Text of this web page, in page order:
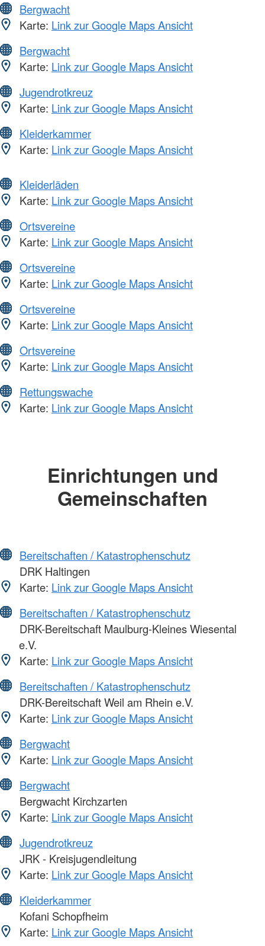
Bergwacht
Karte: Link zur Google Maps Ansicht
Bergwacht
Karte: Link zur Google Maps Ansicht
Jugendrotkreuz
Karte: Link zur Google Maps Ansicht
Kleiderkammer
Karte: Link zur Google Maps Ansicht
Kleiderläden
Karte: Link zur Google Maps Ansicht
Ortsvereine
Karte: Link zur Google Maps Ansicht
Ortsvereine
Karte: Link zur Google Maps Ansicht
Ortsvereine
Karte: Link zur Google Maps Ansicht
Ortsvereine
Karte: Link zur Google Maps Ansicht
Rettungswache
Karte: Link zur Google Maps Ansicht
Einrichtungen und
Gemeinschaften
Bereitschaften / Katastrophenschutz
DRK Haltingen
Karte: Link zur Google Maps Ansicht
Bereitschaften / Katastrophenschutz
DRK-Bereitschaft Maulburg-Kleines Wiesental
e.V.
Karte: Link zur Google Maps Ansicht
Bereitschaften / Katastrophenschutz
DRK-Bereitschaft Weil am Rhein e.V.
Karte: Link zur Google Maps Ansicht
Bergwacht
Karte: Link zur Google Maps Ansicht
Bergwacht
Bergwacht Kirchzarten
Karte: Link zur Google Maps Ansicht
Jugendrotkreuz
JRK - Kreisjugendleitung
Karte: Link zur Google Maps Ansicht
Kleiderkammer
Kofani Schopfheim
Karte: Link zur Google Maps Ansicht